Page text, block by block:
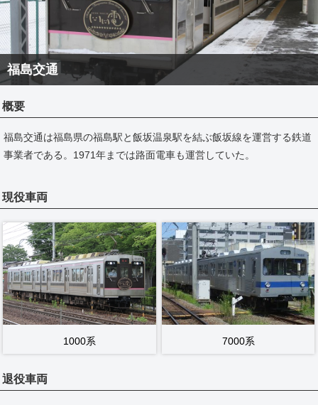
福島交通
概要
福島交通は福島県の福島駅と飯坂温泉駅を結ぶ飯坂線を運営する鉄道
事業者である。1971年までは路面電車も運営していた。
現役車両
1000系 7000系
退役車両